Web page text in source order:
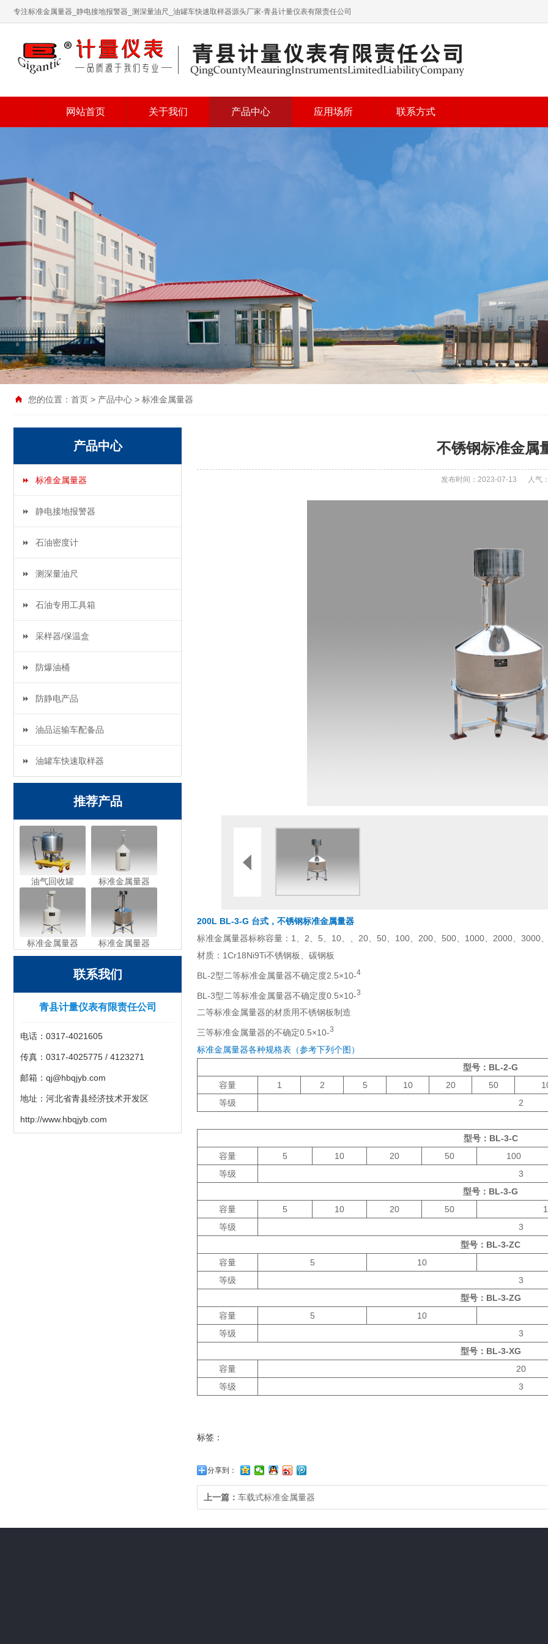
专注标准金属量器_静电接地报警器_测深量油尺_油罐车快速取样器源头厂家-青县计量仪表有限责任公司
网站首页 关于我们 产品中心 应用场所 联系方式
您的位置： 首页 > 产品中心 > 标准金属量器
产品中心
标准金属量器
静电接地报警器
石油密度计
测深量油尺
石油专用工具箱
采样器/保温盒
防爆油桶
防静电产品
油品运输车配备品
油罐车快速取样器
推荐产品
油气回收罐 标准金属量器
标准金属量器 标准金属量器
联系我们
青县计量仪表有限责任公司
电话：0317-4021605
传真：0317-4025775 / 4123271
邮箱：qj@hbqjyb.com
地址：河北省青县经济技术开发区
http://www.hbqjyb.com
不锈钢标准金属
发布时间：2023-07-13 人气
200L BL-3-G 台式，不锈钢标准金属量器
标准金属量器标称容量：1、2、5、10、、20、50、100、200、500、1000、2000、3000
材质：1Cr18Ni9Ti不锈钢板、碳钢板
BL-2型二等标准金属量器不确定度2.5×10-4
BL-3型二等标准金属量器不确定度0.5×10-3
二等标准金属量器的材质用不锈钢板制造
三等标准金属量器的不确定0.5×10-3
标准金属量器各种规格表（参考下列个图）
型号：BL-2-G
容量
1 2 5 10 20 50
等级
2
型号：BL-3-C
容量
5 10 20 50
100
等级
3
型号：BL-3-G
容量
5 10 20 50
等级
3
型号：BL-3-ZC
容量
5
10
等级
3
型号：BL-3-ZG
容量
5
10
等级
3
型号：BL-3-XG
容量
20
等级
3
标签：
分享到：
上一篇： 车载式标准金属量器